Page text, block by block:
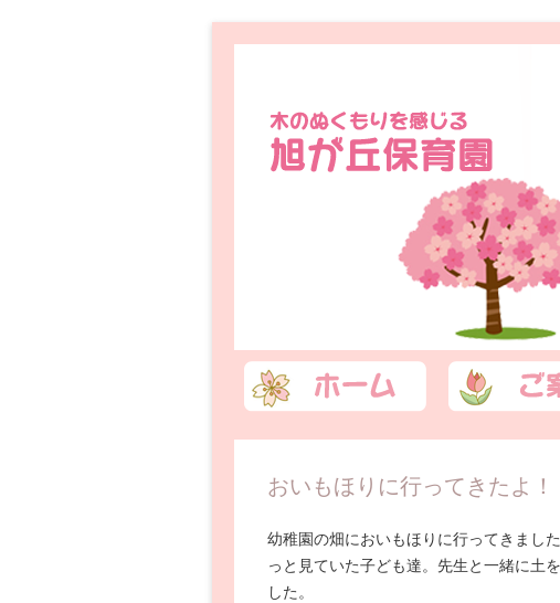
おいもほりに行ってきたよ！
幼稚園の畑においもほりに行ってきまし
っと見ていた子ども達。先生と一緒に土
した。